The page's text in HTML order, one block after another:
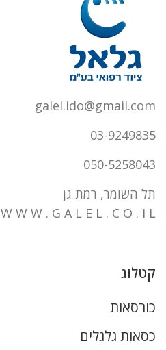
galel.ido@gmail.com
03-9249835
050-5258043
תל השומר, רמת גן
W W W . G A L E L . C O . I L
קטלוג
כורסאות
כסאות גלגלים